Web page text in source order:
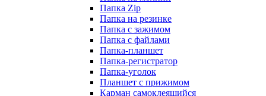
Папка Zip
Папка на резинке
Папка с зажимом
Папка с файлами
Папка-планшет
Папка-регистратор
Папка-уголок
Планшет с прижимом
Карман самоклеящийся